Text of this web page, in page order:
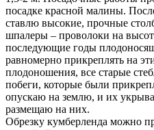
посадке красной малины.
ставлю высокие, прочные
шпалеры – проволоки на
последующие годы
равномерно прикреплять на
плодоношения, все старые
побеги, которые были
опускаю на землю, и их
размещаю на них.
Обрезку кумберленда можно